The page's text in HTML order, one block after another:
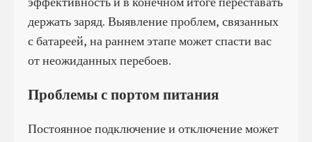
держать заряд. Выявление проблем, связанных
с батареей, на раннем этапе может спасти вас
от неожиданных перебоев.
Проблемы с портом питания
Постоянное подключение и отключение может